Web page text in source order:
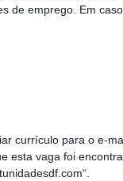
de emprego. Em
currículo para o e-
esta vaga foi